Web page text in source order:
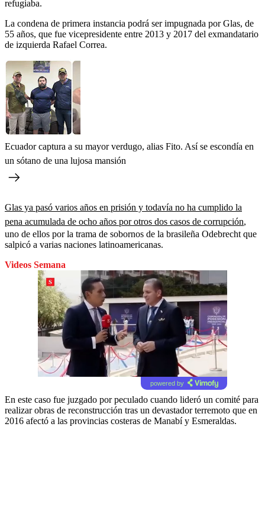
refugiaba.
La condena de primera instancia podrá ser impugnada por Glas, de
55 años, que fue vicepresidente entre 2013 y 2017 del exmandatario
de izquierda Rafael Correa.
Ecuador captura a su mayor verdugo, alias Fito. Así se escondía en
un sótano de una lujosa mansión
Glas ya pasó varios años en prisión y todavía no ha cumplido la
pena acumulada de ocho años por otros dos casos de corrupción,
uno de ellos por la trama de sobornos de la brasileña Odebrecht que
salpicó a varias naciones latinoamericanas.
Videos Semana
powered by
En este caso fue juzgado por peculado cuando lideró un comité para
realizar obras de reconstrucción tras un devastador terremoto que en
2016 afectó a las provincias costeras de Manabí y Esmeraldas.